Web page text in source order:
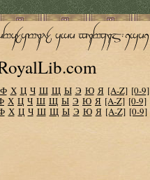
Ф Х Ц Ч Ш Щ Ы Э Ю Я [A-Z] [0-9]
Х Ц Ч Ш Щ Ы Э Ю Я [A-Z] [0-9]
Х Ц Ч Ш Щ Ы Э Ю Я [A-Z] [0-9]